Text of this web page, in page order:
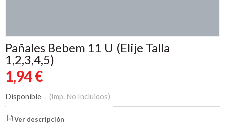
Pañales Bebem 11 U (Elije Talla
1,2,3,4,5)
1,94 €
Disponible - (Imp. No Incluidos)
Ver descripción